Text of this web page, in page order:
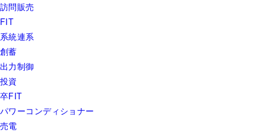
訪問販売
FIT
系統連系
創蓄
出力制御
投資
卒FIT
パワーコンディショナー
売電